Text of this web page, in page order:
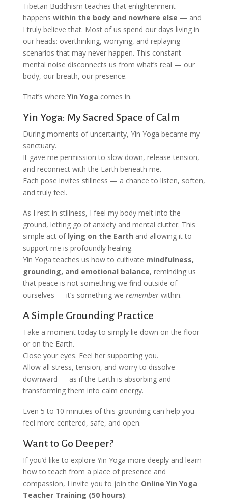
Tibetan Buddhism teaches that enlightenment
happens within the body and nowhere else — and
I truly believe that. Most of us spend our days living in
our heads: overthinking, worrying, and replaying
scenarios that may never happen. This constant
mental noise disconnects us from what’s real — our
body, our breath, our presence.
That’s where Yin Yoga comes in.
Yin Yoga: My Sacred Space of Calm
During moments of uncertainty, Yin Yoga became my
sanctuary.
It gave me permission to slow down, release tension,
and reconnect with the Earth beneath me.
Each pose invites stillness — a chance to listen, soften,
and truly feel.
As I rest in stillness, I feel my body melt into the
ground, letting go of anxiety and mental clutter. This
simple act of lying on the Earth and allowing it to
support me is profoundly healing.
Yin Yoga teaches us how to cultivate mindfulness,
grounding, and emotional balance, reminding us
that peace is not something we find outside of
ourselves — it’s something we rememberwithin.
A Simple Grounding Practice
Take a moment today to simply lie down on the floor
or on the Earth.
Close your eyes. Feel her supporting you.
Allow all stress, tension, and worry to dissolve
downward — as if the Earth is absorbing and
transforming them into calm energy.
Even 5 to 10 minutes of this grounding can help you
feel more centered, safe, and open.
Want to Go Deeper?
If you’d like to explore Yin Yoga more deeply and learn
how to teach from a place of presence and
compassion, I invite you to join the Online Yin Yoga
Teacher Training (50 hours):